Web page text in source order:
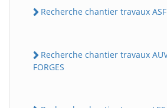
Recherche chantier travaux
Recherche chantier travaux
FORGES